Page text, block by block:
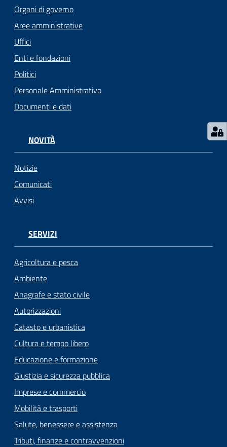
o
r
a
o
T
u
gli
argomenti...
Seguici
su
Organi di governo
Aree amministrative
Uffici
Enti e fondazioni
Politici
Personale Amministrativo
Documenti e dati
NOVITÀ
Notizie
Comunicati
Avvisi
SERVIZI
Agricoltura e pesca
Ambiente
Anagrafe e stato civile
Autorizzazioni
Catasto e urbanistica
Cultura e tempo libero
Educazione e formazione
Giustizia e sicurezza pubblica
Imprese e commercio
Mobilità e trasporti
Salute, benessere e assistenza
Tributi, finanze e contravvenzioni